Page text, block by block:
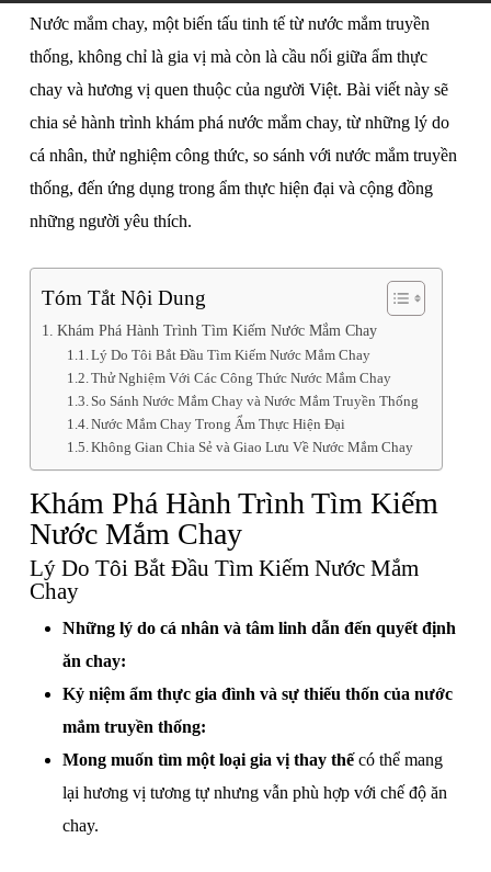
Nước mắm chay, một biến tấu tinh tế từ nước mắm truyền
thống, không chỉ là gia vị mà còn là cầu nối giữa ẩm thực
chay và hương vị quen thuộc của người Việt. Bài viết này sẽ
chia sẻ hành trình khám phá nước mắm chay, từ những lý do
cá nhân, thử nghiệm công thức, so sánh với nước mắm truyền
thống, đến ứng dụng trong ẩm thực hiện đại và cộng đồng
những người yêu thích.
Tóm Tắt Nội Dung
Khám Phá Hành Trình Tìm Kiếm Nước Mắm Chay
Lý Do Tôi Bắt Đầu Tìm Kiếm Nước Mắm Chay
Thử Nghiệm Với Các Công Thức Nước Mắm Chay
So Sánh Nước Mắm Chay và Nước Mắm Truyền Thống
Nước Mắm Chay Trong Ẩm Thực Hiện Đại
Không Gian Chia Sẻ và Giao Lưu Về Nước Mắm Chay
Khám Phá Hành Trình Tìm Kiếm
Nước Mắm Chay
Lý Do Tôi Bắt Đầu Tìm Kiếm Nước Mắm
Chay
Những lý do cá nhân và tâm linh dẫn đến quyết định
ăn chay:
Kỷ niệm ẩm thực gia đình và sự thiếu thốn của nước
mắm truyền thống:
Mong muốn tìm một loại gia vị thay thếcó thể mang
lại hương vị tương tự nhưng vẫn phù hợp với chế độ ăn
chay.